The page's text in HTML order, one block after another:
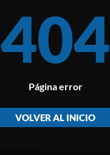
404
Página error
VOLVER AL INICIO